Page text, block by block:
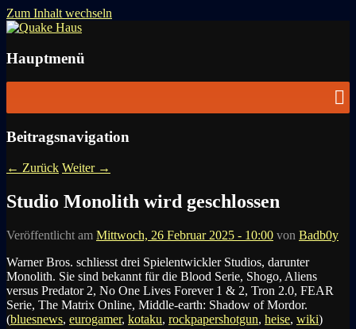
Zum Inhalt wechseln
Quake Haus
Hauptmenü
Beitragsnavigation
← Zurück Weiter →
Studio Monolith wird geschlossen
Veröffentlicht am Mittwoch, 26 Februar 2025 - 10:00 von Badb0y
Warner Bros. schliesst drei Spielentwickler Studios, darunter
Monolith. Sie sind bekannt für die Blood Serie, Shogo, Aliens
versus Predator 2, No One Lives Forever 1 & 2, Tron 2.0, FEAR
Serie, The Matrix Online, Middle-earth: Shadow of Mordor.
(bluesnews, eurogamer, kotaku, rockpapershotgun, heise, wiki)